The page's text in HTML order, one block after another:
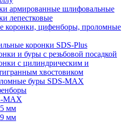
армированные шлифовальные
лепестковые
коронки, цифенборы, проломные
коронки SDS-Plus
и буры с резьбовой посадкой
с цилиндрическим и
хвостовиком
буры SDS-MAX
MAX
мм
мм